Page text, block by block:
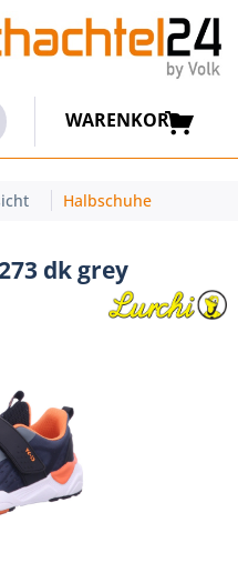
WARENKORB
Halbschuhe
dk grey